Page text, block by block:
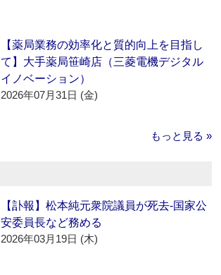
【薬局業務の効率化と質的向上を目指し
て】大手薬局笹崎店（三菱電機デジタル
イノベーション）
2026年07月31日 (金)
もっと見る »
【訃報】松本純元衆院議員が死去‐国家公
安委員長など務める
2026年03月19日 (木)